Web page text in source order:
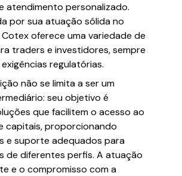
atendimento personalizado.
por sua atuação sólida no
oferece uma variedade de
traders e investidores, sempre
regulatórias.
não se limita a ser um
seu objetivo é
que facilitem o acesso ao
capitais, proporcionando
e suporte adequados para
de diferentes perfis. A atuação
e o compromisso com a